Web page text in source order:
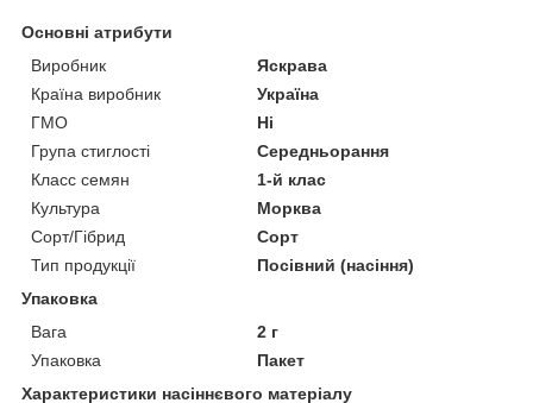
Основні атрибути
Виробник
Яскрава
Країна виробник
Україна
ГМО
Ні
Група стиглості
Середньорання
Класс семян
1-й клас
Культура
Морква
Сорт/Гібрид
Сорт
Тип продукції
Посівний (насіння)
Упаковка
Вага
2 г
Упаковка
Пакет
Характеристики насіннєвого матеріалу